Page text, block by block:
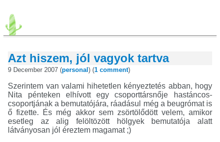
Azt hiszem, jól vagyok tartva
9 December 2007 (personal) (1 comment)
Szerintem van valami hihetetlen kényeztetés abban, hogy
Nita pénteken elhívott egy csoporttársnője hastáncos-
csoportjának a bemutatójára, ráadásul még a beugrómat is
ő fizette. És még akkor sem zsörtölődött velem, amikor
esetleg az alig felöltözött hölgyek bemutatója alatt
látványosan jól éreztem magamat ;)